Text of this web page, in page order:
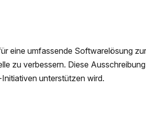
eine umfassende Softwarelösung
zu verbessern. Diese
unterstützen wird.